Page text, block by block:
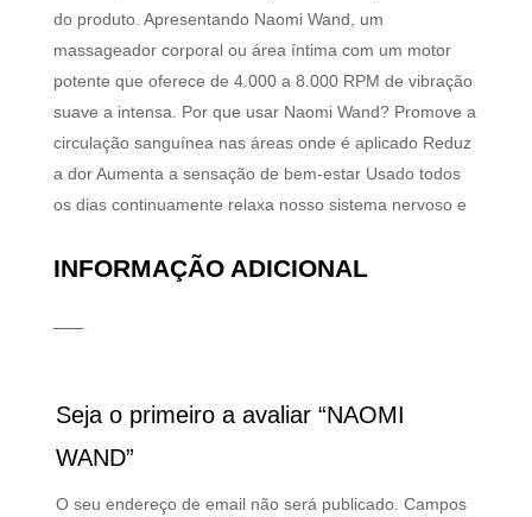
do produto. Apresentando Naomi Wand, um
massageador corporal ou área íntima com um motor
potente que oferece de 4.000 a 8.000 RPM de vibração
suave a intensa. Por que usar Naomi Wand? Promove a
circulação sanguínea nas áreas onde é aplicado Reduz
a dor Aumenta a sensação de bem-estar Usado todos
os dias continuamente relaxa nosso sistema nervoso e
INFORMAÇÃO ADICIONAL
Seja o primeiro a avaliar “NAOMI
WAND”
O seu endereço de email não será publicado. Campos